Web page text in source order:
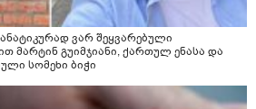
ვარ შეყვარებული
მარტინ გუიმჯიანი, ქართულ ენასა და
სომეხი ბიჭი